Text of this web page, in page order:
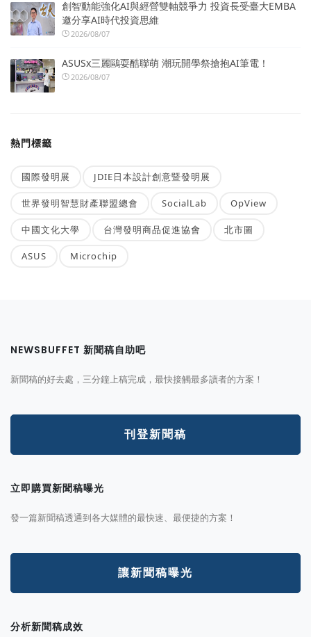
創智動能強化AI與經營雙軸競爭力 投資長受臺大EMBA
邀分享AI時代投資思維
2026/08/07
ASUSx三麗鷗耍酷聯萌 潮玩開學祭搶抱AI筆電！
2026/08/07
熱門標籤
國際發明展 JDIE日本設計創意暨發明展
世界發明智慧財產聯盟總會 SocialLab OpView
中國文化大學 台灣發明商品促進協會 北市圖
ASUS Microchip
NEWSBUFFET 新聞稿自助吧
新聞稿的好去處，三分鐘上稿完成，最快接觸最多讀者的方案！
刊登新聞稿
立即購買新聞稿曝光
發一篇新聞稿透通到各大媒體的最快速、最便捷的方案！
讓新聞稿曝光
分析新聞稿成效